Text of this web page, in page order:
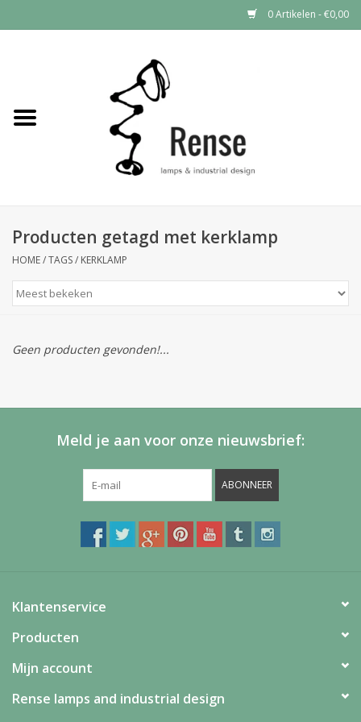
0 Artikelen - €0,00
Industrial lamps
Producten getagd met kerklamp
HOME/TAGS/ KERKLAMP
Geen producten gevonden!...
Meld je aan voor onze nieuwsbrief:
ABONNEER
Klantenservice
Producten
Mijn account
Rense lamps and industrial design